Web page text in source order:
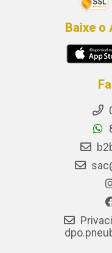
Baixe o